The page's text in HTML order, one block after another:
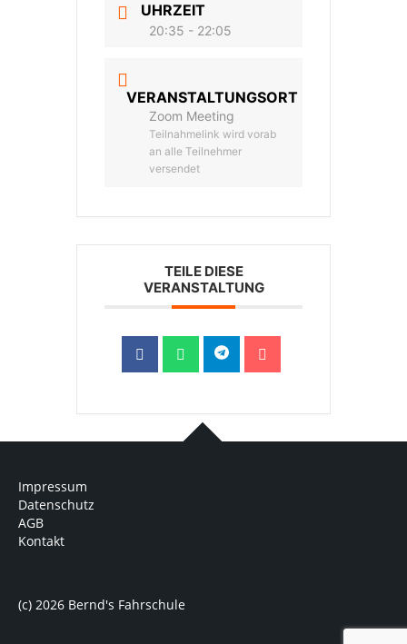
UHRZEIT
20:35 - 22:05
VERANSTALTUNGSORT
Zoom Meeting
Teilnahmelink wird vorab
an alle Teilnehmer
versendet
TEILE DIESE
VERANSTALTUNG
Impressum
Datenschutz
AGB
Kontakt
(c) 2026 Bernd's Fahrschule